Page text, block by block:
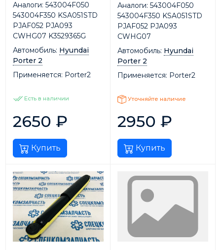
Аналоги: 543004F050
543004F350 KSA051STD
PJAF052 PJA093
CWHG07 K3529365G
Автомобиль: Hyundai
Porter 2
Применяется: Porter2
Есть в наличии
2650 ₽
Купить
Аналоги: 543004F050
543004F350 KSA051STD
PJAF052 PJA093
CWHG07
Автомобиль: Hyundai
Porter 2
Применяется: Porter2
Уточняйте наличие
2950 ₽
Купить